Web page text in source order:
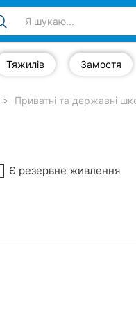
Тяжилів Замостя
Приватні та державні
Є резервне живлення